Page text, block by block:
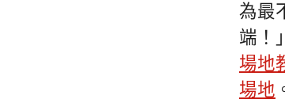
為最
端！
場地
場地